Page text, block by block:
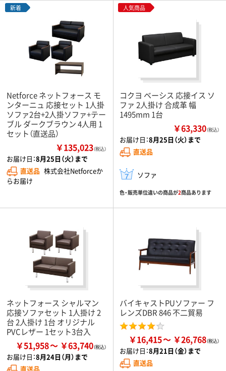
新着
Netforce ネットフォース モ
ンターニュ 応接セット 1人掛
ソファ2台+2人掛ソファ+テー
ブル ダークブラウン 4人用 1
セット（直送品）
￥135,023（税込）
お届け日：8月25日（火）まで
直送品 株式会社Netforceか
らお届け
人気商品
コクヨ ベーシス 応接イス ソ
ファ 2人掛け 合成革 幅
1495mm 1台
￥63,330（税込）
お届け日：8月25日（火）まで
直送品
ソファ
色・販売単位違いの商品が2商品あります
ネットフォース シャルマン
応接ソファセット 1人掛け 2
台 2人掛け 1台 オリジナル
PVCレザー 1セット3台入
￥51,958 ￥63,740
お届け日：8月24日（月）まで
直送品
バイキャストPUソファー フ
レンズDBR 846 不二貿易
￥16,415 ￥26,768
お届け日：8月21日（金）まで
直送品